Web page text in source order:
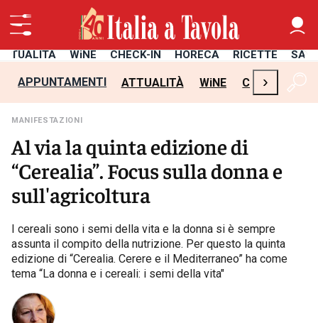
WiNE CHECK-IN HORECA RICETTE
APPUNTAMENTI ATTUALITÀ WiNE CHECK-IN
›
MANIFESTAZIONI
Al via la quinta edizione di
“Cerealia”. Focus sulla donna e
sull'agricoltura
I cereali sono i semi della vita e la donna si è sempre
assunta il compito della nutrizione. Per questo la quinta
edizione di “Cerealia. Cerere e il Mediterraneo” ha come
tema “La donna e i cereali: i semi della vita"